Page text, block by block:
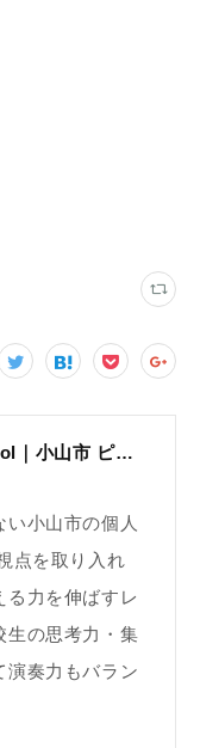
N piano music school｜小山市 ピアノ教室｜考える力・集中力を育てる個人レッスン｜2025年体験レッスン受付中
い小山市の個人
点を取り入れ
る力を伸ばすレ
生の思考力・集
演奏力もバラン